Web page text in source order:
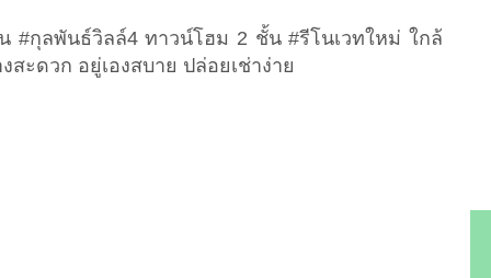
#กุลพันธ์วิลล์4 ทาวน์โฮม 2 ชั้น #รีโนเวทใหม่ ใกล้
สะดวก อยู่เองสบาย ปล่อยเช่าง่าย